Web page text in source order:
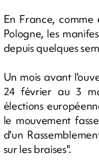
En France,
Pologne, les
depuis quelques
Un mois avant
24 février au 3
élections
le mouvement
d'un
sur les braises".